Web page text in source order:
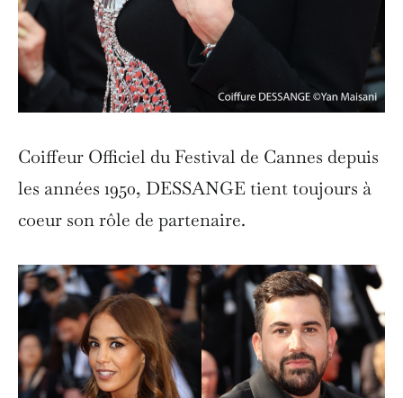
Coiffeur Officiel du Festival de Cannes depuis
les années 1950, DESSANGE tient toujours à
coeur son rôle de partenaire.